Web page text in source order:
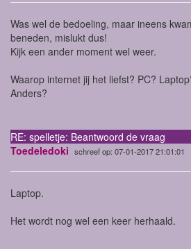
Was wel de bedoeling, maar ineens
beneden, mislukt dus!
Kijk een ander moment wel weer.
Waarop internet jij het liefst? PC?
Anders?
RE: spelletje: Beantwoord de vraag
Toedeledoki schreef op: 07-01-2017 21:01:01
Laptop.
Het wordt nog wel een keer herhaald.